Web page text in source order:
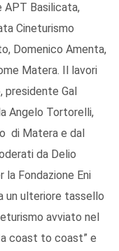
APT Basilicata,
Cineturismo
Domenico Amenta,
Matera. Il lavori
Gal
Angelo Tortorelli,
di Matera e dal
da Delio
la Fondazione Eni
un ulteriore tassello
avviato nel
coast to coast” e